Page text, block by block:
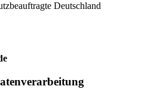
Deutschland